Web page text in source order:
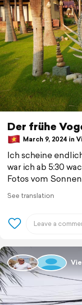
Der frühe
March 9, 2024 in
Ich scheine
war ich ab 5:30
Fotos vom
See translation